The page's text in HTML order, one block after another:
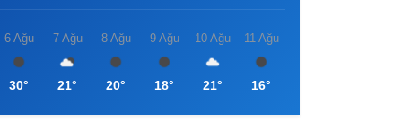
6 Ağu
30°
7 Ağu
21°
8 Ağu
20°
9 Ağu
18°
10 Ağu
21°
11 Ağu
16°